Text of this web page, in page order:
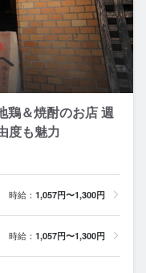
鶏＆焼酎のお店 週
度も魅力
時給： 1,057円〜1,300円
時給： 1,057円〜1,300円